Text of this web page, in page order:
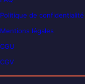
Politique de confidentialité
Mentions légales
CGU
CGV